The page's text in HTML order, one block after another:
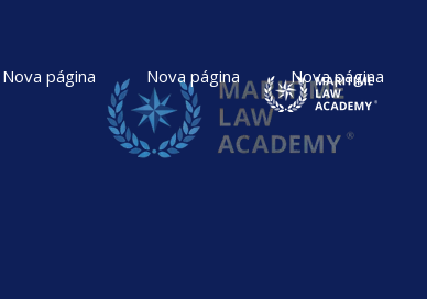
Nova página Nova página Nova página